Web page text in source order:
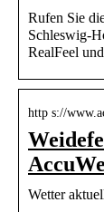
Rufen Sie
Schleswig-
RealFeel
http s://
Wetter